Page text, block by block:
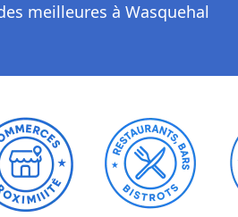
meilleures à Wasquehal